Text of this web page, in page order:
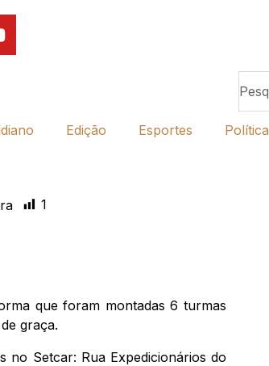
Edição Esportes Política
1
que foram montadas 6 turmas
graça.
no Setcar: Rua Expedicionários do